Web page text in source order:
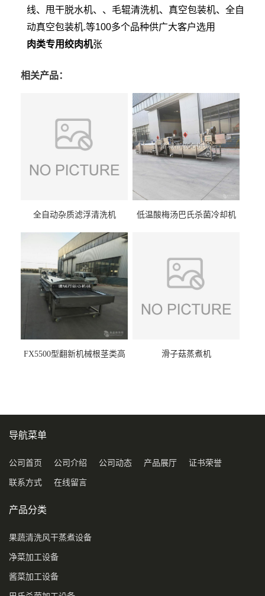
线、甩干脱水机、、毛辊清洗机、真空包装机、全自
动真空包装机.等100多个品种供广大客户选用
肉类专用绞肉机张
相关产品：
全自动杂质滤浮清洗机 低温酸梅汤巴氏杀菌冷却机
FX5500型翻新机械根茎类高
滑子菇蒸煮机
导航菜单
公司首页 公司介绍 公司动态 产品展厅 证书荣誉
联系方式 在线留言
产品分类
果蔬清洗风干蒸煮设备
净菜加工设备
酱菜加工设备